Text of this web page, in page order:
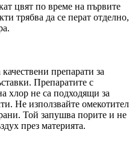
цвят по време на първите
трябва да се перат отделно,
препарати за
Препаратите с
хлор не са подходящи за
Не използвайте омекотител
Той запушва порите и не
през материята.